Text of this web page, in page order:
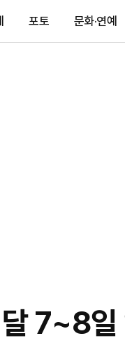
포토 문화·연예
7~8일